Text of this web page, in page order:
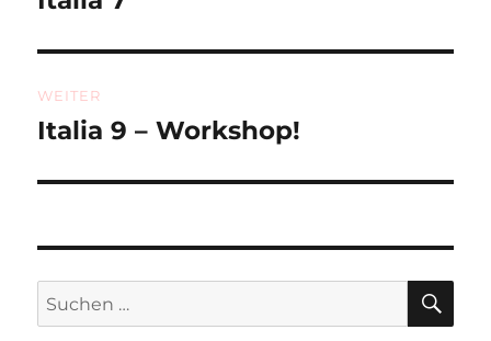
WEITER
Nächster
Italia 9 – Workshop!
Suchen
nach: